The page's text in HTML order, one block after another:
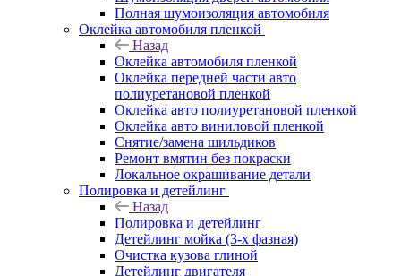
Полная шумоизоляция автомобиля
Оклейка автомобиля пленкой
Назад
Оклейка автомобиля пленкой
Оклейка передней части авто
полиуретановой пленкой
Оклейка авто полиуретановой пленкой
Оклейка авто виниловой пленкой
Снятие/замена шильдиков
Ремонт вмятин без покраски
Локальное окрашивание детали
Полировка и детейлинг
Назад
Полировка и детейлинг
Детейлинг мойка (3-х фазная)
Очистка кузова глиной
Детейлинг двигателя